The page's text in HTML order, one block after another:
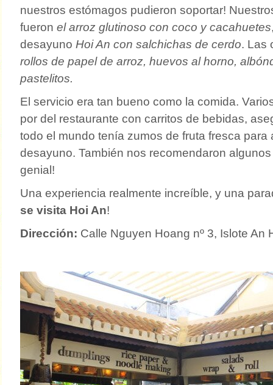
nuestros estómagos pudieron soportar!
fueron el arroz glutinoso con coco y cacahuetes
desayuno Hoi An con salchichas de cerdo. Las
rollos de papel de arroz, huevos al horno,
pastelitos.
El servicio era tan bueno como la comida.
por del restaurante con carritos de bebidas,
todo el mundo tenía zumos de fruta fresca para
desayuno. También nos recomendaron
genial!
Una experiencia realmente increíble, y una
se visita Hoi An!
Dirección: Calle Nguyen Hoang nº 3, Islote An